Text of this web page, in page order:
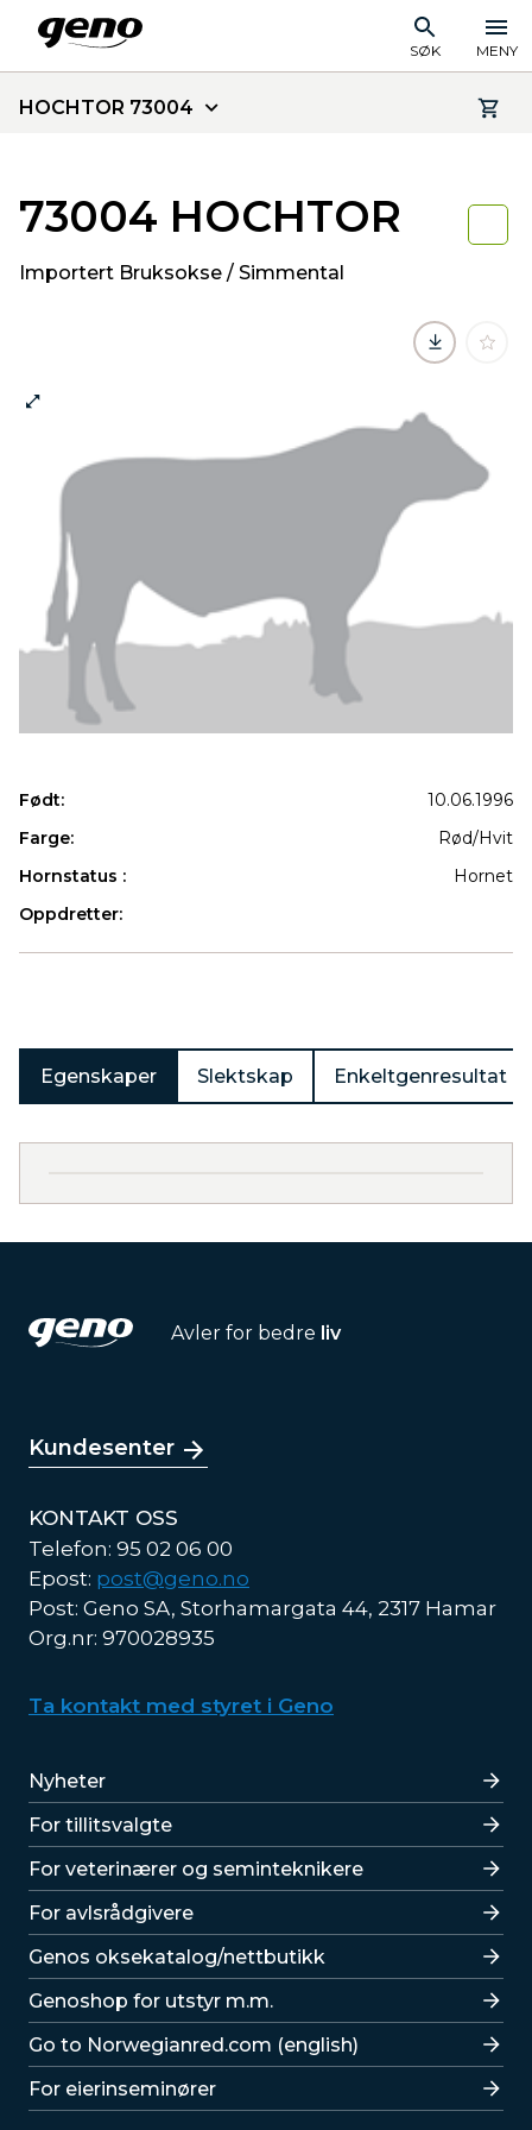
SØK MENY
HOCHTOR 73004
73004 HOCHTOR
Importert Bruksokse / Simmental
Født:
10.06.1996
Farge:
Rød/Hvit
Hornstatus :
Hornet
Oppdretter:
Egenskaper Slektskap Enkeltgenresultat
Avler for bedre liv
Kundesenter
KONTAKT OSS
Telefon: 95 02 06 00
Epost: post@geno.no
Post: Geno SA, Storhamargata 44, 2317 Hamar
Org.nr: 970028935
Ta kontakt med styret i Geno
Lenker
Nyheter
For tillitsvalgte
For veterinærer og seminteknikere
For avlsrådgivere
Lenker
Genos oksekatalog/nettbutikk
Genoshop for utstyr m.m.
Go to Norwegianred.com (english)
For eierinseminører